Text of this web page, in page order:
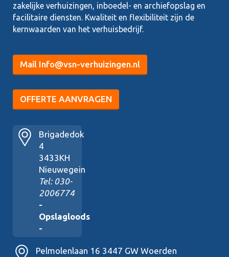
zakelijke verhuizingen, inboedel- en archiefopslag en
facilitaire diensten. Kwaliteit en flexibiliteit zijn de
kernwaarden van het verhuisbedrijf.
Mail Info@vsn-verhuizingen.nl
OFFERTE AANVRAGEN
Brigadedok
4
3433KH
Nieuwegein
Tel: 030-
2006774
-
Opslagloods
-
Pelmolenlaan 16 3447 GW Woerden